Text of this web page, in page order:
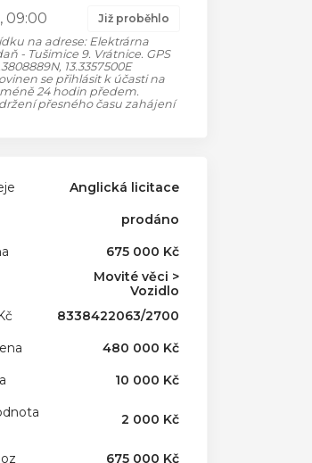
09:00
Již proběhlo
na adrese: Elektrárna
- Tušimice 9. Vrátnice. GPS
13.3357500E
se přihlásit k účasti na
24 hodin předem.
přesného času zahájení
Anglická licitace
prodáno
675 000 Kč
Movité věci >
Vozidlo
8338422063/2700
480 000 Kč
10 000 Kč
2 000 Kč
675 000 Kč